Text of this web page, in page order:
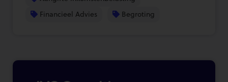
Financieel Advies
Begroting